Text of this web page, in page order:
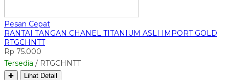
Pesan Cepat
RANTAI TANGAN CHANEL TITANIUM ASLI IMPORT GOLD
RTGCHNTT
Rp 75.000
Tersedia / RTGCHNTT
✚ Lihat Detail